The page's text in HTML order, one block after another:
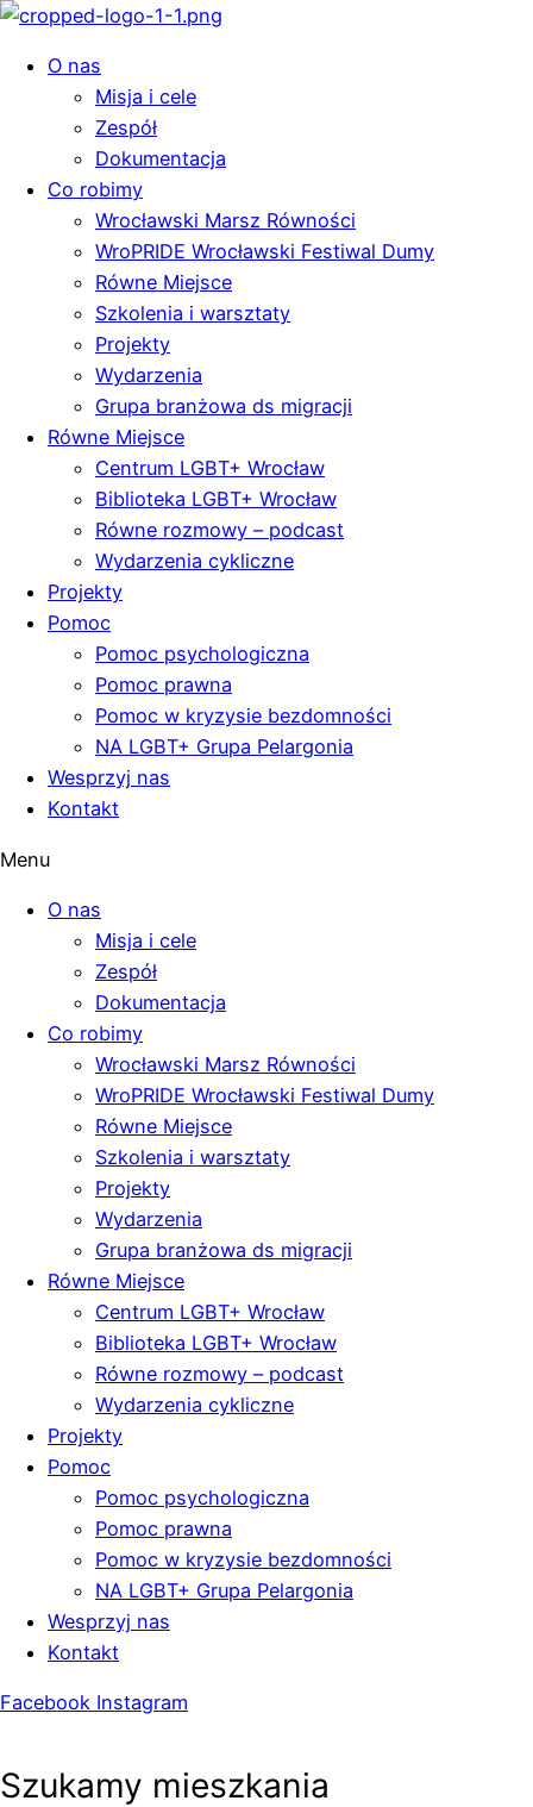
O nas
Misja i cele
Zespół
Dokumentacja
Co robimy
Wrocławski Marsz Równości
WroPRIDE Wrocławski Festiwal Dumy
Równe Miejsce
Szkolenia i warsztaty
Projekty
Wydarzenia
Grupa branżowa ds migracji
Równe Miejsce
Centrum LGBT+ Wrocław
Biblioteka LGBT+ Wrocław
Równe rozmowy – podcast
Wydarzenia cykliczne
Projekty
Pomoc
Pomoc psychologiczna
Pomoc prawna
Pomoc w kryzysie bezdomności
NA LGBT+ Grupa Pelargonia
Wesprzyj nas
Kontakt
Menu
O nas
Misja i cele
Zespół
Dokumentacja
Co robimy
Wrocławski Marsz Równości
WroPRIDE Wrocławski Festiwal Dumy
Równe Miejsce
Szkolenia i warsztaty
Projekty
Wydarzenia
Grupa branżowa ds migracji
Równe Miejsce
Centrum LGBT+ Wrocław
Biblioteka LGBT+ Wrocław
Równe rozmowy – podcast
Wydarzenia cykliczne
Projekty
Pomoc
Pomoc psychologiczna
Pomoc prawna
Pomoc w kryzysie bezdomności
NA LGBT+ Grupa Pelargonia
Wesprzyj nas
Kontakt
Facebook Instagram
Szukamy mieszkania